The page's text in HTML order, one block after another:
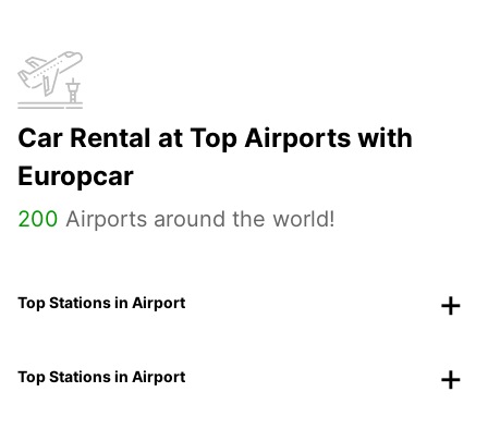
Car Rental at Top Airports with
Europcar
200 Airports around the world!
Top Stations in Airport
Top Stations in Airport